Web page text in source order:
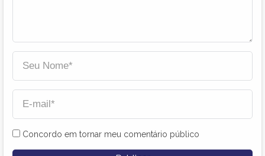
Concordo em tornar meu comentário público